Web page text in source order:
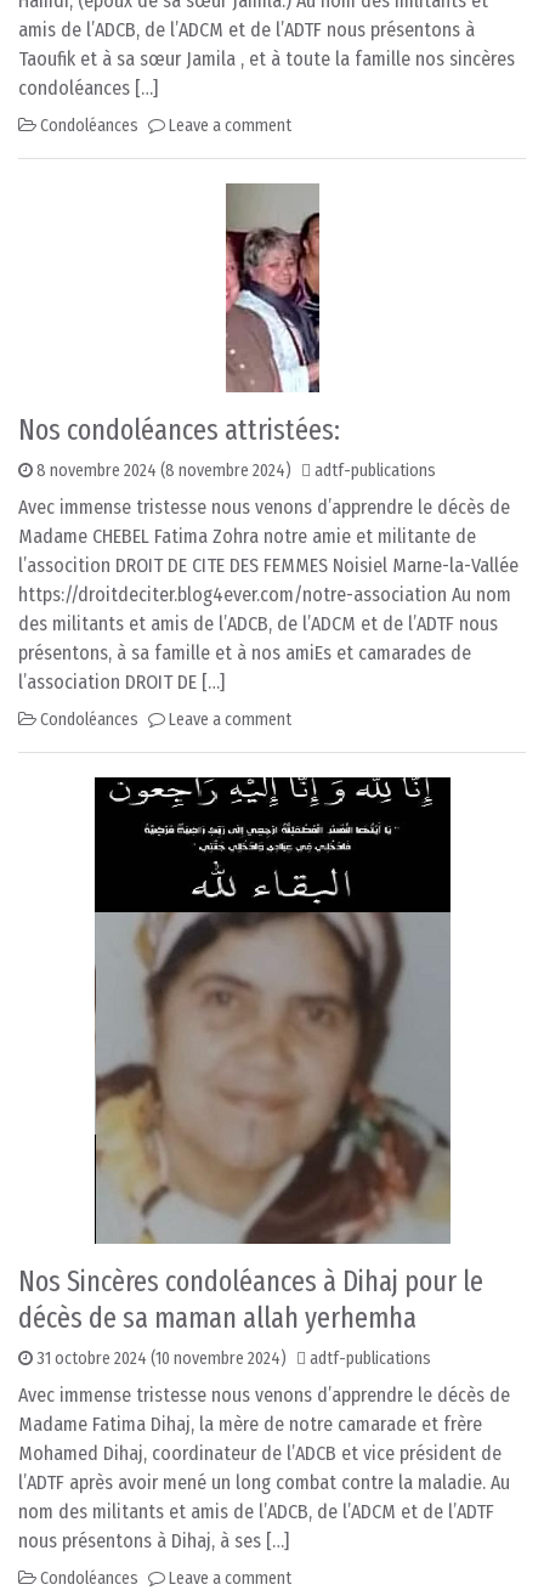
amis de l’ADCB, de l’ADCM et de l’ADTF nous présentons à
Taoufik et à sa sœur Jamila , et à toute la famille nos sincères
condoléances […]
Condoléances Leave a comment
Nos condoléances attristées:
8 novembre 2024 (8 novembre 2024) adtf-publications
Avec immense tristesse nous venons d’apprendre le décès de
Madame CHEBEL Fatima Zohra notre amie et militante de
l’assocition DROIT DE CITE DES FEMMES Noisiel Marne-la-Vallée
https://droitdeciter.blog4ever.com/notre-association Au nom
des militants et amis de l’ADCB, de l’ADCM et de l’ADTF nous
présentons, à sa famille et à nos amiEs et camarades de
l’association DROIT DE […]
Condoléances Leave a comment
Nos Sincères condoléances à Dihaj pour le
décès de sa maman allah yerhemha
31 octobre 2024 (10 novembre 2024) adtf-publications
Avec immense tristesse nous venons d’apprendre le décès de
Madame Fatima Dihaj, la mère de notre camarade et frère
Mohamed Dihaj, coordinateur de l’ADCB et vice président de
l’ADTF après avoir mené un long combat contre la maladie. Au
nom des militants et amis de l’ADCB, de l’ADCM et de l’ADTF
nous présentons à Dihaj, à ses […]
Condoléances Leave a comment